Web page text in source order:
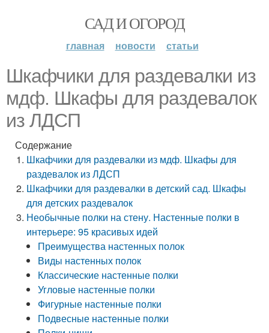
САД И ОГОРОД
главная новости статьи
Шкафчики для раздевалки из
мдф. Шкафы для раздевалок
из ЛДСП
Содержание
Шкафчики для раздевалки из мдф. Шкафы для
раздевалок из ЛДСП
Шкафчики для раздевалки в детский сад. Шкафы
для детских раздевалок
Необычные полки на стену. Настенные полки в
интерьере: 95 красивых идей
Преимущества настенных полок
Виды настенных полок
Классические настенные полки
Угловые настенные полки
Фигурные настенные полки
Подвесные настенные полки